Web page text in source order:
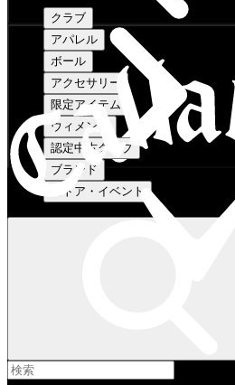
クラブ
アパレル
ボール
アクセサリー
限定アイテム
ウィメンズ
認定中古クラブ
ブランド
ストア・イベント